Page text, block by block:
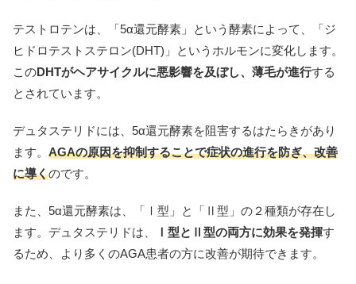
テストロテンは、「5α還元酵素」という酵素によって、「ジ
ヒドロテストステロン(DHT)」というホルモンに変化します。
このDHTがヘアサイクルに悪影響を及ぼし、薄毛が進行する
とされています。
デュタステリドには、5α還元酵素を阻害するはたらきがあり
ます。 AGAの原因を抑制することで症状の進行を防ぎ、改善
に導くのです。
また、5α還元酵素は、「Ⅰ型」と「Ⅱ型」の２種類が存在し
ます。デュタステリドは、
Ⅰ型とⅡ型の両方に効果を発揮す
るため、より多くのAGA患者の方に改善が期待できます。